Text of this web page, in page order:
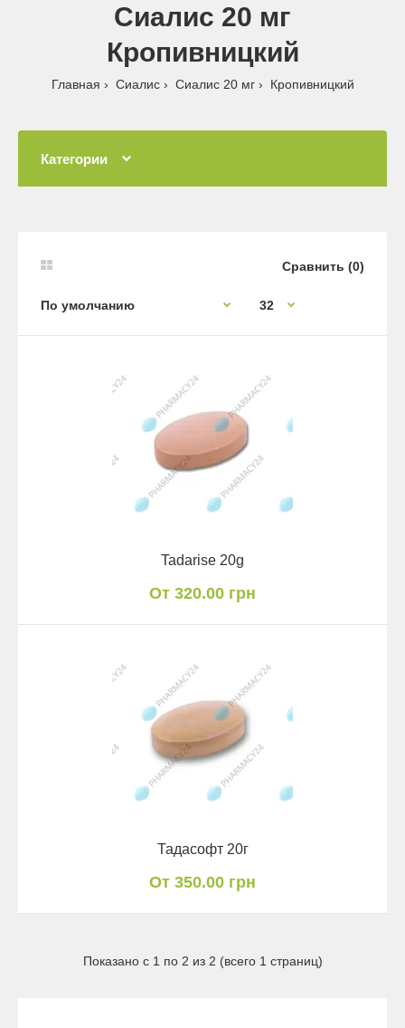
Сиалис 20 мг
Кропивницкий
Главная Сиалис Сиалис 20 мг Кропивницкий
Категории
Сравнить (0)
Tadarise 20g
От 320.00 грн
Тадасофт 20г
От 350.00 грн
Показано с 1 по 2 из 2 (всего 1 страниц)